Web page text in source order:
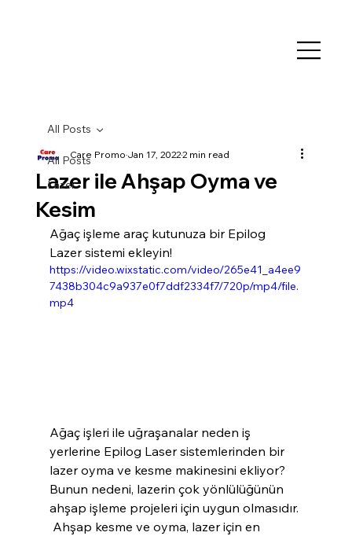
All Posts
Lazer
All Posts
Lazer ile Ahşap Oyma ve
Kesim
Care PromoJan 17, 20222 min read
Ağaç işleme araç kutunuza bir Epilog
Lazer sistemi ekleyin!
https://video.wixstatic.com/video/265e41_a4ee9
7438b304c9a937e0f7ddf2334f7/720p/mp4/file.
mp4
Ağaç işleri ile uğraşanalar neden iş
yerlerine Epilog Laser sistemlerinden bir
lazer oyma ve kesme makinesini ekliyor?
Bunun nedeni, lazerin çok yönlülüğünün
ahşap işleme projeleri için uygun olmasıdır.
Ahşap kesme ve oyma, lazer için en